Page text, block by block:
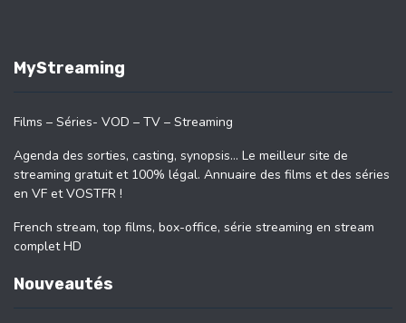
MyStreaming
Films – Séries- VOD – TV – Streaming
Agenda des sorties, casting, synopsis… Le meilleur site de
streaming gratuit et 100% légal. Annuaire des films et des séries
en VF et VOSTFR !
French stream, top films, box-office, série streaming en stream
complet HD
Nouveautés